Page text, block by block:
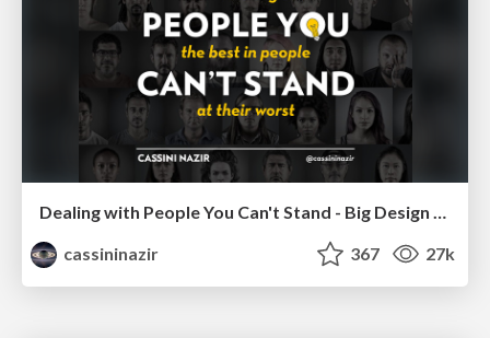
Dealing with People You Can't Stand - Big Design 2015
cassininazir
367 27k